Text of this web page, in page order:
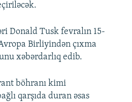
Donald Tusk fevralın 15-
Birliyindən çıxma
xəbərdarlıq edib.
böhranı kimi
qarşıda duran əsas